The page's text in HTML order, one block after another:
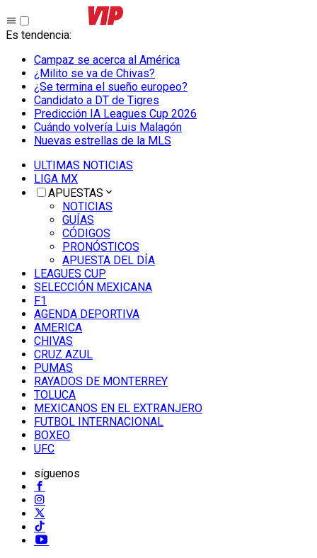
Es tendencia:
Campaz se acerca al América
¿Milito se va de Chivas?
¿Se termina el sueño europeo?
Candidato a DT de Tigres
Predicción IA Leagues Cup 2026
Cuándo volvería Luis Malagón
Nuevas estrellas de la MLS
ULTIMAS NOTICIAS
LIGA MX
APUESTAS
NOTICIAS
GUÍAS
CÓDIGOS
PRONÓSTICOS
APUESTA DEL DÍA
LEAGUES CUP
SELECCIÓN MEXICANA
F1
AGENDA DEPORTIVA
AMERICA
CHIVAS
CRUZ AZUL
PUMAS
RAYADOS DE MONTERREY
TOLUCA
MEXICANOS EN EL EXTRANJERO
FUTBOL INTERNACIONAL
BOXEO
UFC
síguenos